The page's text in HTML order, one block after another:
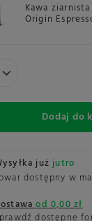
Kawa
Origin
Dodaj do
jużjutro
dostępny w
od 0,00 zł
dostępne